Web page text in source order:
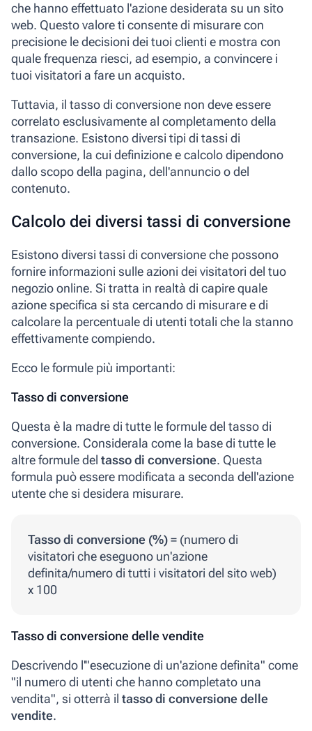
che hanno effettuato l'azione desiderata su un sito
web. Questo valore ti consente di misurare con
precisione le decisioni dei tuoi clienti e mostra con
quale frequenza riesci, ad esempio, a convincere i
tuoi visitatori a fare un acquisto.
Tuttavia, il tasso di conversione non deve essere
correlato esclusivamente al completamento della
transazione. Esistono diversi tipi di tassi di
conversione, la cui definizione e calcolo dipendono
dallo scopo della pagina, dell'annuncio o del
contenuto.
Calcolo dei diversi tassi di conversione
Esistono diversi tassi di conversione che possono
fornire informazioni sulle azioni dei visitatori del tuo
negozio online. Si tratta in realtà di capire quale
azione specifica si sta cercando di misurare e di
calcolare la percentuale di utenti totali che la stanno
effettivamente compiendo.
Ecco le formule più importanti:
Tasso di conversione
Questa è la madre di tutte le formule del tasso di
conversione. Considerala come la base di tutte le
altre formule del tassodi conversione. Questa
formula può essere modificata a seconda dell'azione
utente che si desidera misurare.
Tasso di conversione (%)= (numero di
visitatori che eseguono un'azione
definita/numero di tutti i visitatori del sito web)
x 100
Tasso di conversione delle vendite
Descrivendo l'"esecuzione di un'azione definita" come
"il numero di utenti che hanno completato una
vendita", si otterrà il tasso di conversione delle
vendite.